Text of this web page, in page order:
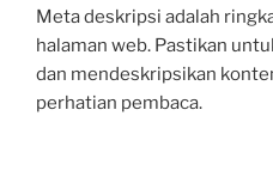
Meta deskripsi adalah
halaman web. Pastikan
dan mendeskripsikan
perhatian pembaca.